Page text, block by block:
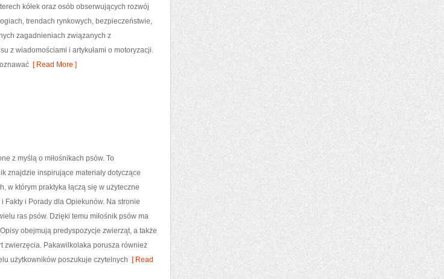
kółek oraz osób obserwujących rozwój
trendach rynkowych, bezpieczeństwie,
zagadnieniach związanych z
z wiadomościami i artykułami o motoryzacji.
[ Read More ]
z myślą o miłośnikach psów. To
znajdzie inspirujące materiały dotyczące
w którym praktyka łączą się w użyteczne
Fakty i Porady dla Opiekunów. Na stronie
ras psów. Dzięki temu miłośnik psów ma
obejmują predyspozycje zwierząt, a także
zwierzęcia. Pakawilkolaka porusza również
użytkowników poszukuje czytelnych [ Read